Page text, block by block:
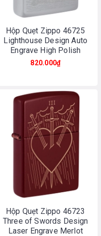
Hộp Quẹt Zippo 46725
Lighthouse Design Auto
Engrave High Polish
Chrome
820.000₫
Hộp Quẹt Zippo 46723
Three of Swords Design
Laser Engrave Merlot